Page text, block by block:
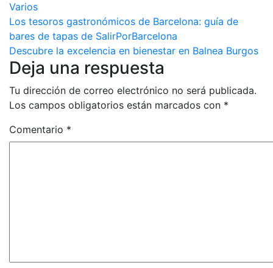
Varios
Navegación
de
entradas
Los tesoros gastronómicos de Barcelona: guía de
bares de tapas de SalirPorBarcelona
Descubre la excelencia en bienestar en Balnea Burgos
Deja una respuesta
Tu dirección de correo electrónico no será publicada.
Los campos obligatorios están marcados con *
Comentario *